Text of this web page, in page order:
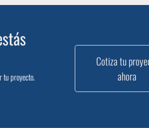
tu proyecto.
Cotiza tu
ahora